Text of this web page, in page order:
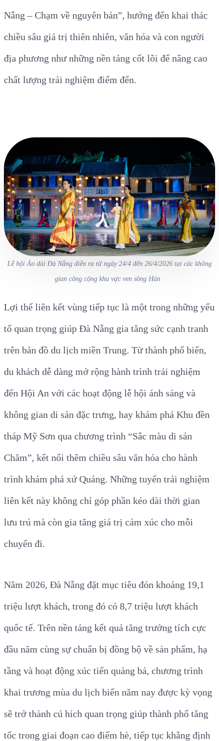
Nẵng – Chạm về nguyên bản”, hướng đến khai thác
chiều sâu giá trị thiên nhiên, văn hóa và con người
địa phương như những nền tảng cốt lõi để nâng cao
chất lượng trải nghiệm điểm đến.
Lễ hội Áo dài Đà Nẵng diễn ra từ ngày 24/4 đến 26/4/2026 tại các không
gian công cộng khu vực ven sông Hàn
Lợi thế liên kết vùng tiếp tục là một trong những yếu
tố quan trọng giúp Đà Nẵng gia tăng sức cạnh tranh
trên bản đồ du lịch miền Trung. Từ thành phố biển,
du khách dễ dàng mở rộng hành trình trải nghiệm
đến Hội An với các hoạt động lễ hội ánh sáng và
không gian di sản đặc trưng, hay khám phá Khu đền
tháp Mỹ Sơn qua chương trình “Sắc màu di sản
Chăm”, kết nối thêm chiều sâu văn hóa cho hành
trình khám phá xứ Quảng. Những tuyến trải nghiệm
liên kết này không chỉ góp phần kéo dài thời gian
lưu trú mà còn gia tăng giá trị cảm xúc cho mỗi
chuyến đi.
Năm 2026, Đà Nẵng đặt mục tiêu đón khoảng 19,1
triệu lượt khách, trong đó có 8,7 triệu lượt khách
quốc tế. Trên nền tảng kết quả tăng trưởng tích cực
đầu năm cùng sự chuẩn bị đồng bộ về sản phẩm, hạ
tầng và hoạt động xúc tiến quảng bá, chương trình
khai trương mùa du lịch biển năm nay được kỳ vọng
sẽ trở thành cú hích quan trọng giúp thành phố tăng
tốc trong giai đoạn cao điểm hè, tiếp tục khẳng định